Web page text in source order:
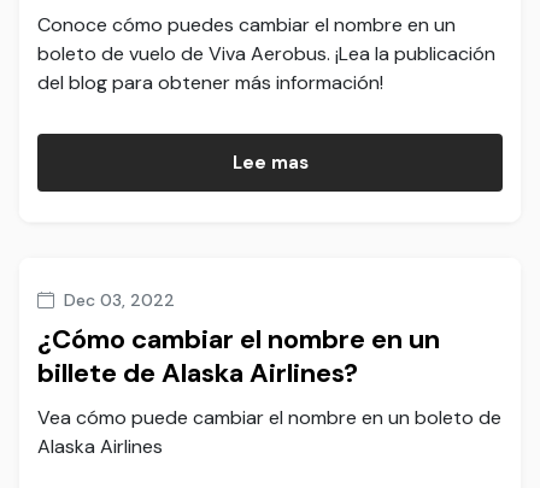
Conoce cómo puedes cambiar el nombre en un
boleto de vuelo de Viva Aerobus. ¡Lea la publicación
del blog para obtener más información!
Lee mas
Dec 03, 2022
¿Cómo cambiar el nombre en un
billete de Alaska Airlines?
Vea cómo puede cambiar el nombre en un boleto de
Alaska Airlines